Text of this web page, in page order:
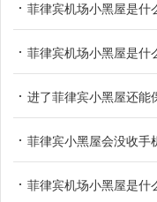
菲律宾机场小黑屋是什
菲律宾机场小黑屋是
进了菲律宾小黑屋还能
菲律宾小黑屋会没收手
菲律宾机场小黑屋是什